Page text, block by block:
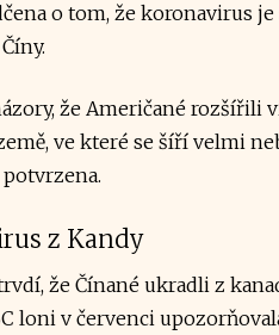
o tom, že koronavirus
že Američané rozšířili
ve které se šíří velmi
z Kandy
že Čínané ukradli z
loni v červenci